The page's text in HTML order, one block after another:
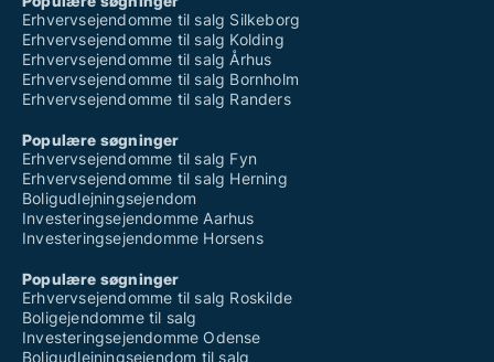
Butikslokaler til salg i Esbjerg N
Butikslokaler til salg i Esbjerg V
Butikslokaler til salg i Esbjerg Ø
Butikslokaler til salg i Fanø
Butikslokaler til salg i Fredericia
Butikslokaler til salg i Føvling
Butikslokaler til salg i Gadbjerg
Butikslokaler til salg i Gesten
Butikslokaler til salg i Give
Butikslokaler til salg i Glejbjerg
Butikslokaler til salg i Gram
Butikslokaler til salg i Gredstedbro
Butikslokaler til salg i Grindsted
Butikslokaler til salg i Gråsten
Butikslokaler til salg i Gørding
Butikslokaler til salg i Haderslev
Butikslokaler til salg i Hejls
Butikslokaler til salg i Hejnsvig
Erhvervsejendomme til salg Silkeborg
Erhvervsejendomme til salg Kolding
Erhvervsejendomme til salg Århus
Erhvervsejendomme til salg Bornholm
Erhvervsejendomme til salg Randers
Populære søgninger
Erhvervsejendomme til salg Fyn
Erhvervsejendomme til salg Herning
Boligudlejningsejendom
Investeringsejendomme Aarhus
Investeringsejendomme Horsens
Populære søgninger
Erhvervsejendomme til salg Roskilde
Boligejendomme til salg
Investeringsejendomme Odense
Boligudlejningsejendom til salg